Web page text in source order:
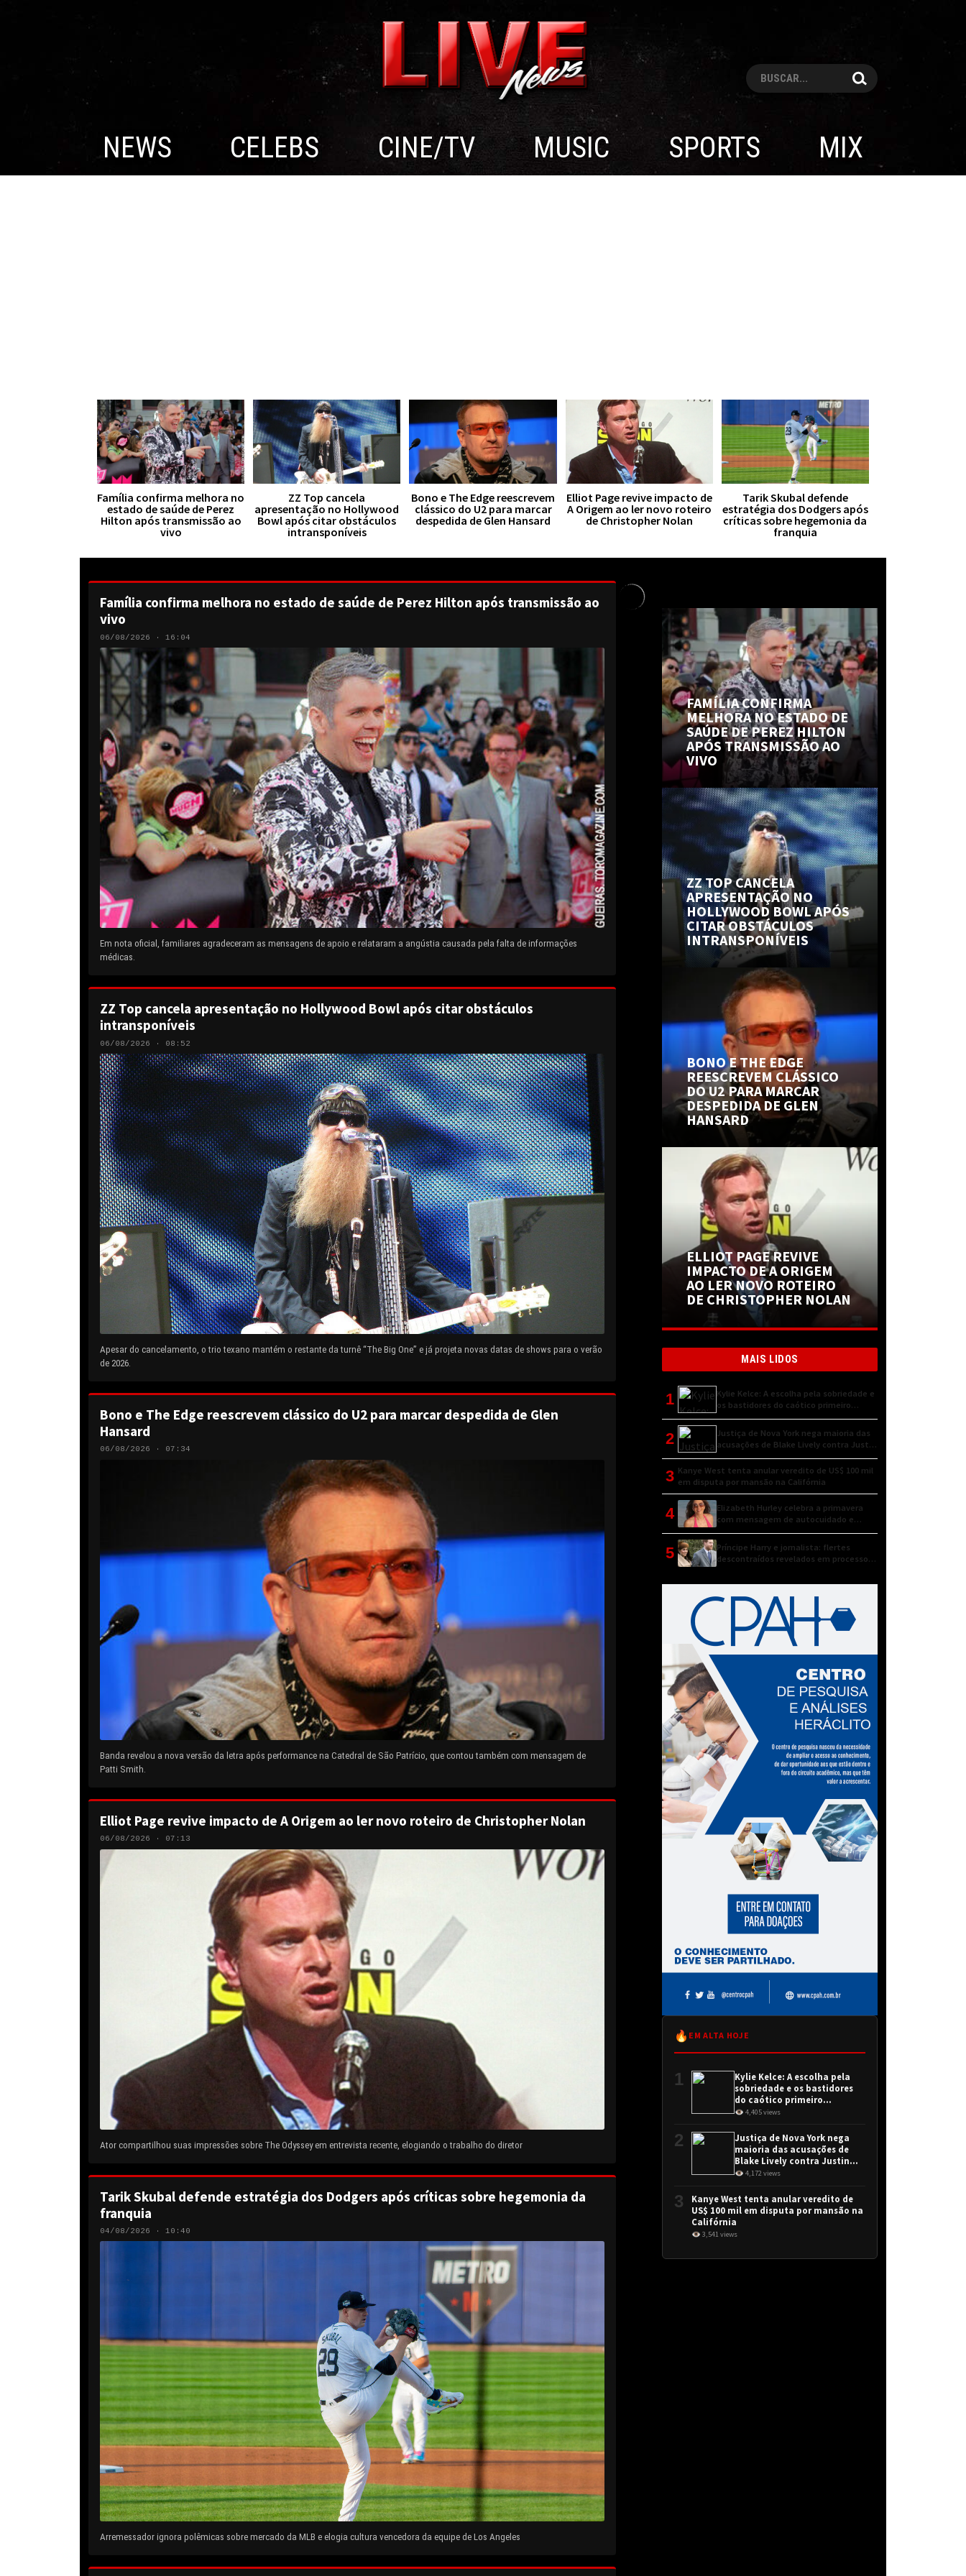
Pesquisar
NEWS CELEBS CINE/TV MUSIC SPORTS MIX
Família confirma melhora no
estado de saúde de Perez
Hilton após transmissão ao
vivo
ZZ Top cancela
apresentação no Hollywood
Bowl após citar obstáculos
intransponíveis
Bono e The Edge reescrevem
clássico do U2 para marcar
despedida de Glen Hansard
Elliot Page revive impacto de
A Origem ao ler novo roteiro
de Christopher Nolan
Tarik Skubal defende
estratégia dos Dodgers após
críticas sobre hegemonia da
franquia
Família confirma melhora no estado de saúde de Perez Hilton após transmissão ao
vivo
06/08/2026 · 16:04
Em nota oficial, familiares agradeceram as mensagens de apoio e relataram a angústia causada pela falta de informações
médicas.
ZZ Top cancela apresentação no Hollywood Bowl após citar obstáculos
intransponíveis
06/08/2026 · 08:52
Apesar do cancelamento, o trio texano mantém o restante da turnê “The Big One” e já projeta novas datas de shows para o verão
de 2026.
Bono e The Edge reescrevem clássico do U2 para marcar despedida de Glen
Hansard
06/08/2026 · 07:34
Banda revelou a nova versão da letra após performance na Catedral de São Patrício, que contou também com mensagem de
Patti Smith.
Elliot Page revive impacto de A Origem ao ler novo roteiro de Christopher Nolan
06/08/2026 · 07:13
Ator compartilhou suas impressões sobre The Odyssey em entrevista recente, elogiando o trabalho do diretor
Tarik Skubal defende estratégia dos Dodgers após críticas sobre hegemonia da
franquia
04/08/2026 · 10:40
Arremessador ignora polêmicas sobre mercado da MLB e elogia cultura vencedora da equipe de Los Angeles
FAMÍLIA CONFIRMA
MELHORA NO ESTADO DE
SAÚDE DE PEREZ HILTON
APÓS TRANSMISSÃO AO
VIVO
ZZ TOP CANCELA
APRESENTAÇÃO NO
HOLLYWOOD BOWL APÓS
CITAR OBSTÁCULOS
INTRANSPONÍVEIS
BONO E THE EDGE
REESCREVEM CLÁSSICO
DO U2 PARA MARCAR
DESPEDIDA DE GLEN
HANSARD
ELLIOT PAGE REVIVE
IMPACTO DE A ORIGEM
AO LER NOVO ROTEIRO
DE CHRISTOPHER NOLAN
MAIS LIDOS
1
Kylie Kelce: A escolha pela sobriedade e
os bastidores do caótico primeiro
encontro
2
Justiça de Nova York nega maioria das
acusações de Blake Lively contra Justin
Baldoni
3 Kanye West tenta anular veredito de US$ 100 mil
em disputa por mansão na Califórnia
4
Elizabeth Hurley celebra a primavera
com mensagem de autocuidado e
conexão natural
5
Príncipe Harry e jornalista: flertes
descontraídos revelados em processo
🔥 EM ALTA HOJE
1
Kylie Kelce: A escolha pela
sobriedade e os bastidores
do caótico primeiro
encontro
👁 4,405 views
2
Justiça de Nova York nega
maioria das acusações de
Blake Lively contra Justin
Baldoni
👁 4,172 views
3
Kanye West tenta anular veredito de
US$ 100 mil em disputa por mansão na
Califórnia
👁 3,541 views